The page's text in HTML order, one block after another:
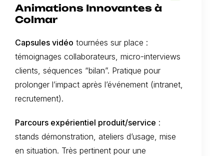
Animations Innovantes à
Colmar
Capsules vidéo tournées sur place :
témoignages collaborateurs, micro-interviews
clients, séquences “bilan”. Pratique pour
prolonger l’impact après l’événement (intranet,
recrutement).
Parcours expérientiel produit/service :
stands démonstration, ateliers d’usage, mise
en situation. Très pertinent pour une